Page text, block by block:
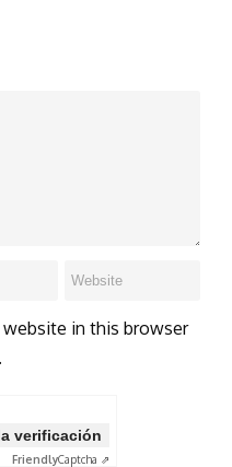
website in this browser
verificación
FriendlyCaptcha ⇗